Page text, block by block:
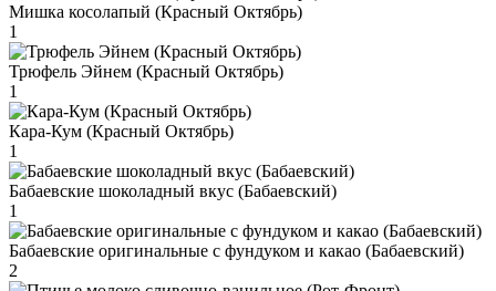
Мишка косолапый (Красный Октябрь)
1
Трюфель Эйнем (Красный Октябрь)
1
Кара-Кум (Красный Октябрь)
1
Бабаевские шоколадный вкус (Бабаевский)
1
Бабаевские оригинальные с фундуком и какао (Бабаевский)
2